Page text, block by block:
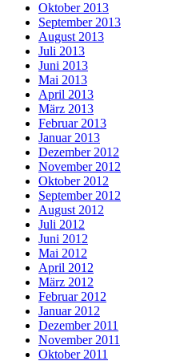
Oktober 2013
September 2013
August 2013
Juli 2013
Juni 2013
Mai 2013
April 2013
März 2013
Februar 2013
Januar 2013
Dezember 2012
November 2012
Oktober 2012
September 2012
August 2012
Juli 2012
Juni 2012
Mai 2012
April 2012
März 2012
Februar 2012
Januar 2012
Dezember 2011
November 2011
Oktober 2011